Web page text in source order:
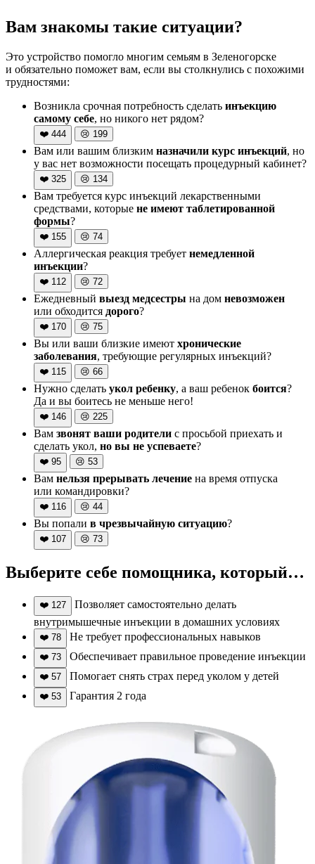
Вам знакомы такие ситуации?
Это устройство помогло многим семьям в Зеленогорске
и обязательно поможет вам, если вы столкнулись с похожими
трудностями:
Возникла срочная потребность сделать инъекцию
самому себе, но никого нет рядом?
❤️ 444 😢 199
Вам или вашим близким назначили курс инъекций, но
у вас нет возможности посещать процедурный кабинет?
❤️ 325 😢 134
Вам требуется курс инъекций лекарственными
средствами, которые не имеют таблетированной
формы?
❤️ 155 😢 74
Аллергическая реакция требует немедленной
инъекции?
❤️ 112 😢 72
Ежедневный выезд медсестры на дом невозможен
или обходится дорого?
❤️ 170 😢 75
Вы или ваши близкие имеют хронические
заболевания, требующие регулярных инъекций?
❤️ 115 😢 66
Нужно сделать укол ребенку, а ваш ребенок боится?
Да и вы боитесь не меньше него!
❤️ 146 😢 225
Вам звонят ваши родители с просьбой приехать и
сделать укол, но вы не успеваете?
❤️ 95 😢 53
Вам нельзя прерывать лечение на время отпуска
или командировки?
❤️ 116 😢 44
Вы попали в чрезвычайную ситуацию?
❤️ 107 😢 73
Выберите себе помощника, который…
❤️ 127
Позволяет самостоятельно делать
внутримышечные инъекции в домашних условиях
❤️ 78 Не требует профессиональных навыков
❤️ 73 Обеспечивает правильное проведение инъекции
❤️ 57 Помогает снять страх перед уколом у детей
❤️ 53 Гарантия 2 года